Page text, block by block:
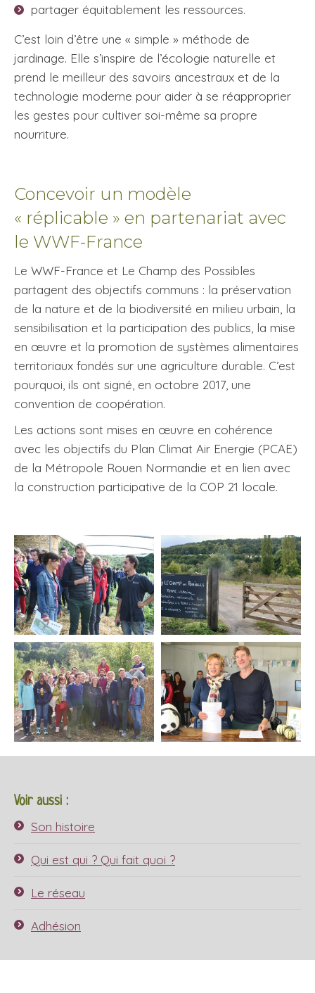
partager équitablement les ressources.
C’est loin d’être une « simple » méthode de
jardinage. Elle s’inspire de l’écologie naturelle et
prend le meilleur des savoirs ancestraux et de la
technologie moderne pour aider à se réapproprier
les gestes pour cultiver soi-même sa propre
nourriture.
Concevoir un modèle
« réplicable » en partenariat avec
le WWF-France
Le WWF-France et Le Champ des Possibles
partagent des objectifs communs : la préservation
de la nature et de la biodiversité en milieu urbain, la
sensibilisation et la participation des publics, la mise
en œuvre et la promotion de systèmes alimentaires
territoriaux fondés sur une agriculture durable. C’est
pourquoi, ils ont signé, en octobre 2017, une
convention de coopération.
Les actions sont mises en œuvre en cohérence
avec les objectifs du Plan Climat Air Energie (PCAE)
de la Métropole Rouen Normandie et en lien avec
la construction participative de la COP 21 locale.
Voir aussi :
Son histoire
Qui est qui ? Qui fait quoi ?
Le réseau
Adhésion